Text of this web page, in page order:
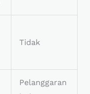
Tidak
Pelanggaran